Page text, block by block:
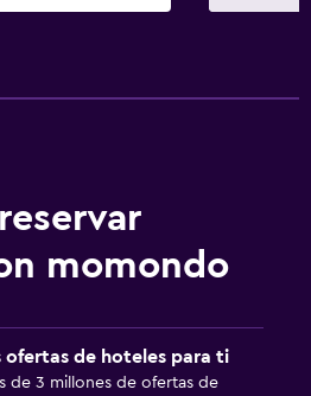
momondo
ofertas de hoteles para ti
de 3 millones de ofertas de